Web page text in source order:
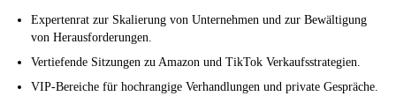
Expertenrat zur Skalierung von Unternehmen und zur Bewältigung
von Herausforderungen.
Vertiefende Sitzungen zu Amazon und TikTok Verkaufsstrategien.
VIP-Bereiche für hochrangige Verhandlungen und private Gespräche.